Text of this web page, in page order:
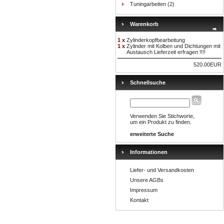
Tuningarbeiten (2)
Warenkorb
1 x Zylinderkopfbearbeitung
1 x Zylinder mit Kolben und Dichtungen mit
Austausch Lieferzeit erfragen !!!!
520.00EUR
Schnellsuche
Verwenden Sie Stichworte,
um ein Produkt zu finden.
erweiterte Suche
Informationen
Liefer- und Versandkosten
Unsere AGBs
Impressum
Kontakt